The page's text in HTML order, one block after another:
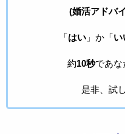
(婚活アドバ
「はい」か「い
約10秒であな
是非、試